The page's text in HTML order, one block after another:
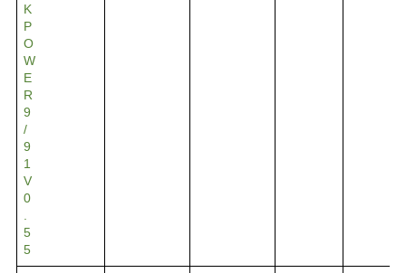
K
P
O
W
E
R
9
/
9
1
V
0
5
5